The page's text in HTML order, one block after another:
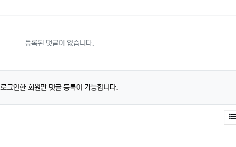
등록된 댓글이 없습니다.
로그인한 회원만 댓글 등록이 가능합니다.